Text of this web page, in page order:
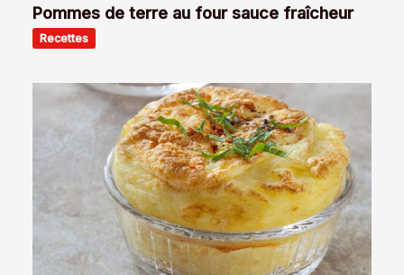
Pommes de terre au four sauce fraîcheur
Recettes